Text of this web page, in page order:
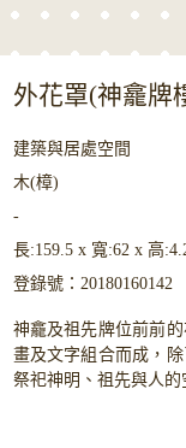
外花罩(神龕牌
建築與居處空間
木(樟)
-
長:159.5 x 寬:62 x 高
登錄號：20180160142
神龕及祖先牌位前前
畫及文字組合而成，
祭祀神明、祖先與人的